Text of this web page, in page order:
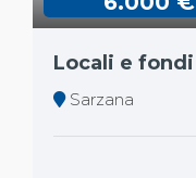
Sarzana